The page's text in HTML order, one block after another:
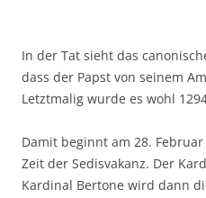
In der Tat sieht das
dass der Papst von seinem
Letztmalig wurde es wohl
Damit beginnt am 28.
Zeit der Sedisvakanz. Der
Kardinal Bertone wird dann